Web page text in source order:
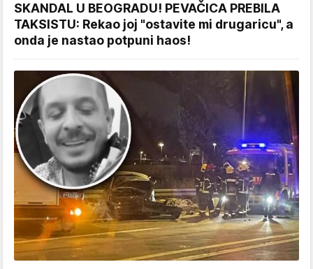
SKANDAL U BEOGRADU! PEVAČICA PREBILA
TAKSISTU: Rekao joj "ostavite mi drugaricu", a
onda je nastao potpuni haos!